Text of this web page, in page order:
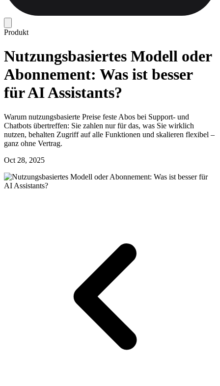
Produkt
Nutzungsbasiertes Modell oder
Abonnement: Was ist besser
für AI Assistants?
Warum nutzungsbasierte Preise feste Abos bei Support- und
Chatbots übertreffen: Sie zahlen nur für das, was Sie wirklich
nutzen, behalten Zugriff auf alle Funktionen und skalieren flexibel –
ganz ohne Vertrag.
Oct 28, 2025